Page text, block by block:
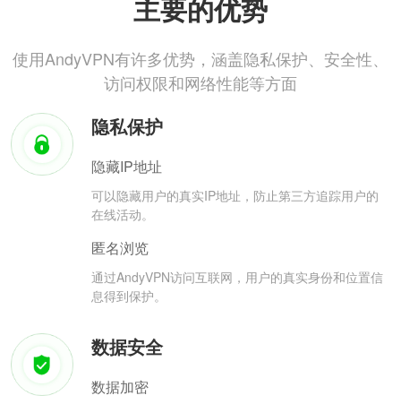
主要的优势
使用AndyVPN有许多优势，涵盖隐私保护、安全性、
访问权限和网络性能等方面
隐私保护
隐藏IP地址
可以隐藏用户的真实IP地址，防止第三方追踪用户的
在线活动。
匿名浏览
通过AndyVPN访问互联网，用户的真实身份和位置信
息得到保护。
数据安全
数据加密